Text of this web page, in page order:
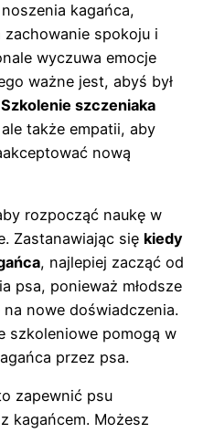
kagańca,
spokoju i
wyczuwa emocje
ważne jest, abyś był
Szkolenie szczeniaka
także empatii, aby
nową
rozpocząć naukę w
Zastanawiając się kiedy
, najlepiej zacząć od
psa, ponieważ młodsze
nowe doświadczenia.
szkoleniowe pomogą w
przez psa.
zapewnić psu
kagańcem. Możesz